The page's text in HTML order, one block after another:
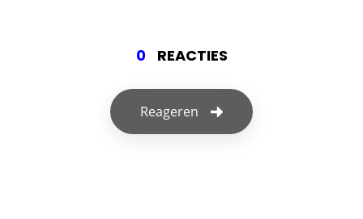
0 REACTIES
Reageren